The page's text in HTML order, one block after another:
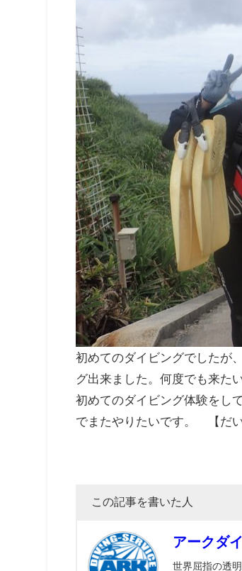
初めてのダイビングでしたが
グ出来ました。何度でも来た
初めてのダイビング体験をし
でまたやりたいです。 【だい
この記事を書いた人
アークダ
世界屈指の透